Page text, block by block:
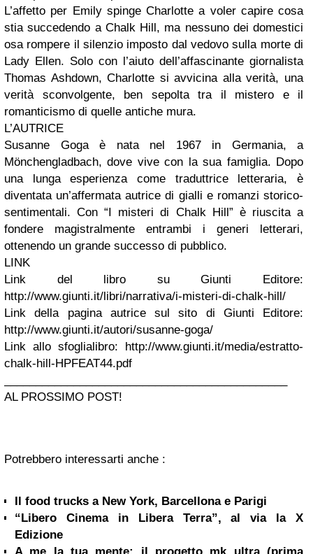
L’affetto per Emily spinge Charlotte a voler capire cosa
stia succedendo a Chalk Hill, ma nessuno dei domestici
osa rompere il silenzio imposto dal vedovo sulla morte di
Lady Ellen. Solo con l’aiuto dell’affascinante giornalista
Thomas Ashdown, Charlotte si avvicina alla verità, una
verità sconvolgente, ben sepolta tra il mistero e il
romanticismo di quelle antiche mura.
L’AUTRICE
Susanne Goga è nata nel 1967 in Germania, a
Mönchengladbach, dove vive con la sua famiglia. Dopo
una lunga esperienza come traduttrice letteraria, è
diventata un’affermata autrice di gialli e romanzi storico-
sentimentali. Con “I misteri di Chalk Hill” è riuscita a
fondere magistralmente entrambi i generi letterari,
ottenendo un grande successo di pubblico.
LINK
Link del libro su Giunti Editore:
http://www.giunti.it/libri/narrativa/i-misteri-di-chalk-hill/
Link della pagina autrice sul sito di Giunti Editore:
http://www.giunti.it/autori/susanne-goga/
Link allo sfoglialibro: http://www.giunti.it/media/estratto-
chalk-hill-HPFEAT44.pdf
AL PROSSIMO POST!
Potrebbero interessarti anche :
Il food trucks a New York, Barcellona e Parigi
“Libero Cinema in Libera Terra”, al via la X
Edizione